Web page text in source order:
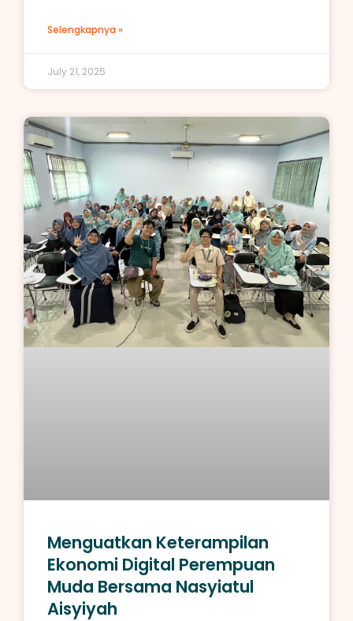
Selengkapnya »
July 21, 2025
Menguatkan Keterampilan
Ekonomi Digital Perempuan
Muda Bersama Nasyiatul
Aisyiyah